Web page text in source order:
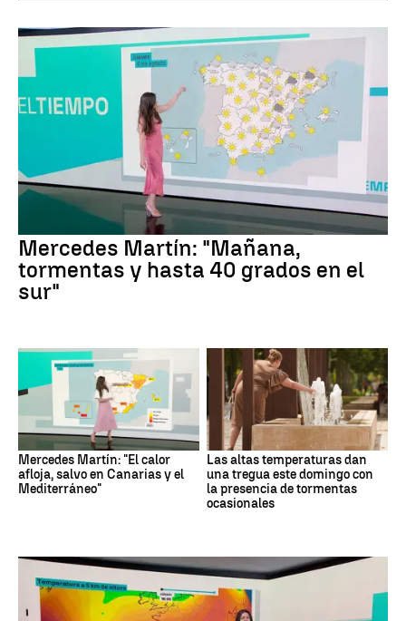
Mercedes Martín: "Mañana,
tormentas y hasta 40 grados en el
sur"
Mercedes Martín: "El calor
afloja, salvo en Canarias y el
Mediterráneo"
Las altas temperaturas dan
una tregua este domingo con
la presencia de tormentas
ocasionales